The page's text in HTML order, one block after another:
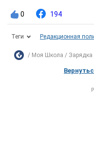
0 194
Теги Редакционная
Моя Школа Зарядка